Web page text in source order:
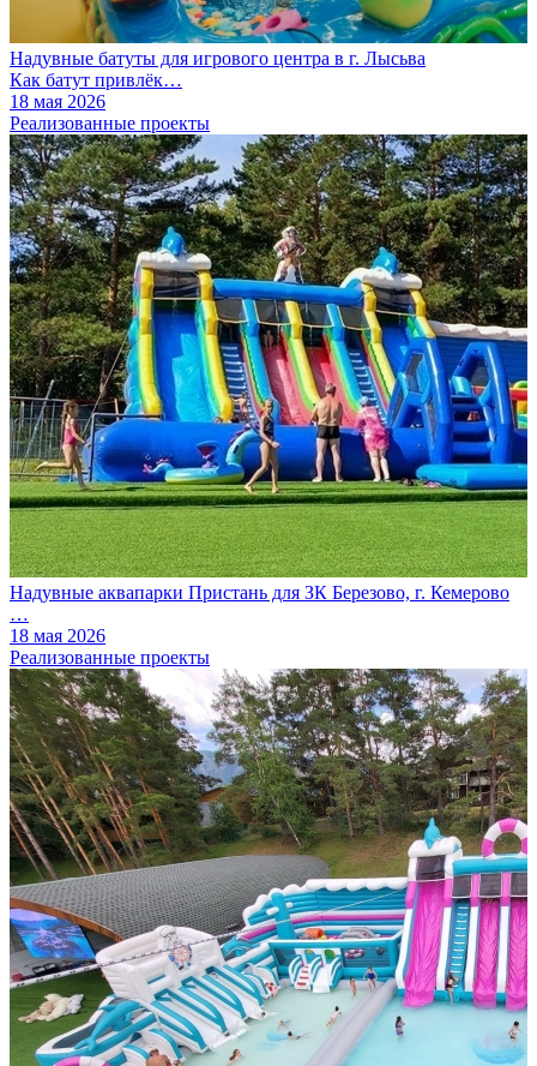
Надувные батуты для игрового центра в г. Лысьва
Как батут привлёк…
18 мая 2026
Реализованные проекты
Надувные аквапарки Пристань для ЗК Березово, г. Кемерово
…
18 мая 2026
Реализованные проекты